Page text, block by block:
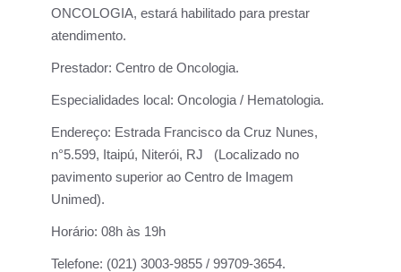
ONCOLOGIA, estará habilitado para prestar
atendimento.
Prestador: Centro de Oncologia.
Especialidades local: Oncologia / Hematologia.
Endereço: Estrada Francisco da Cruz Nunes,
n°5.599, Itaipú, Niterói, RJ (Localizado no
pavimento superior ao Centro de Imagem
Unimed).
Horário: 08h às 19h
Telefone: (021) 3003-9855 / 99709-3654.